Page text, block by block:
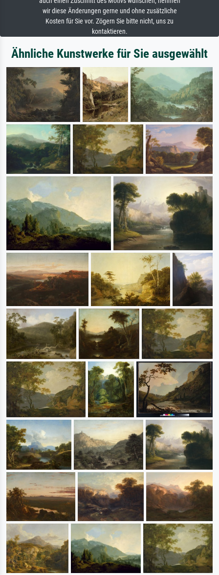
wir diese Änderungen gerne und ohne zusätzliche
Kosten für Sie vor. Zögern Sie bitte nicht, uns zu
kontaktieren.
Ähnliche Kunstwerke für Sie ausgewählt